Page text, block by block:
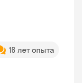
16 лет опыта